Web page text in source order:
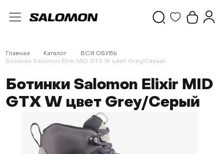
Главная Каталог
ВСЯ ОБУВЬ
Ботинки Salomon Elixir MID GTX W цвет Grey/Серый
Ботинки Salomon Elixir MID
GTX W цвет Grey/Серый